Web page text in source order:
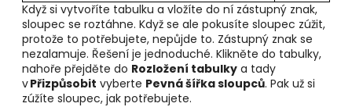
Když si vytvoříte tabulku a vložíte do ní zástupný znak,
sloupec se roztáhne. Když se ale pokusíte sloupec zúžit,
protože to potřebujete, nepůjde to. Zástupný znak se
nezalamuje. Řešení je jednoduché. Klikněte do tabulky,
nahoře přejděte do Rozložení tabulky a tady
vPřizpůsobit vyberte Pevná šířka sloupců. Pak už si
zúžíte sloupec, jak potřebujete.